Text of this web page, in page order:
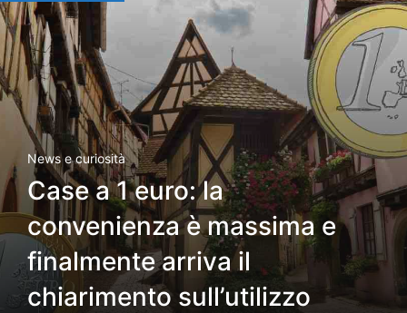
News e curiosità
Case a 1 euro: la
convenienza è massima e
finalmente arriva il
chiarimento sull’utilizzo